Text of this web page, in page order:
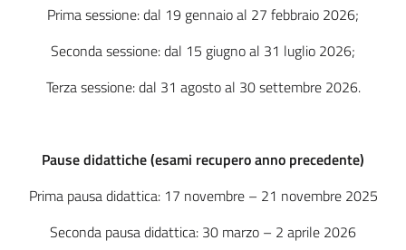
Prima sessione: dal 19 gennaio al 27 febbraio 2026;
Seconda sessione: dal 15 giugno al 31 luglio 2026;
Terza sessione: dal 31 agosto al 30 settembre 2026.
Pause didattiche (esami recupero anno precedente)
Prima pausa didattica: 17 novembre – 21 novembre 2025
Seconda pausa didattica: 30 marzo – 2 aprile 2026